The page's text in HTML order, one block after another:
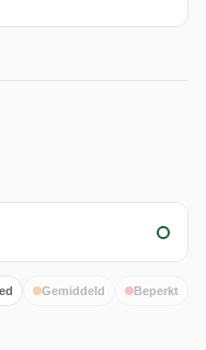
Gemiddeld Beperkt